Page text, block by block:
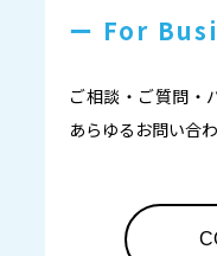
ー For
ご相談・ご質問・
あらゆるお問い合